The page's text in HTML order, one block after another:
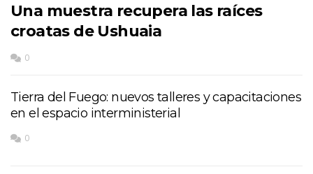
Una muestra recupera las raíces
croatas de Ushuaia
0
Tierra del Fuego: nuevos talleres y capacitaciones
en el espacio interministerial
0